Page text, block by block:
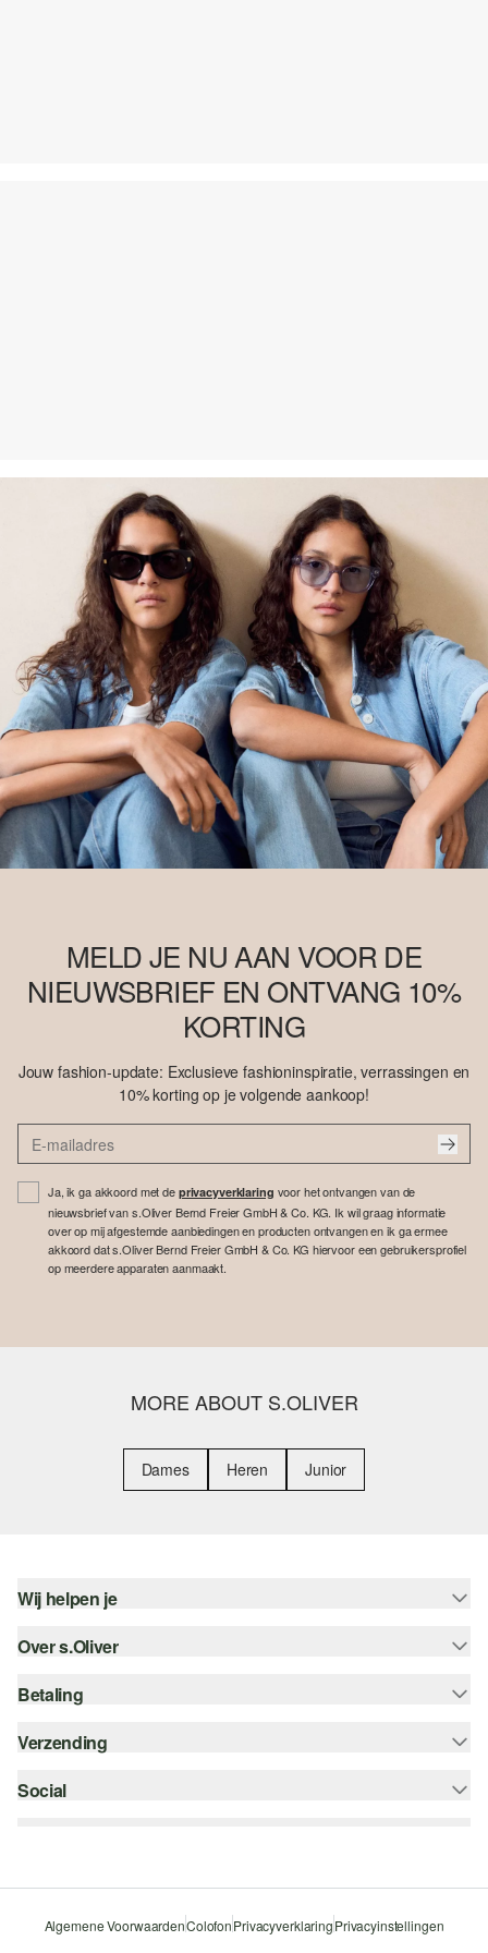
MELD JE NU AAN VOOR DE
NIEUWSBRIEF EN ONTVANG 10%
KORTING
Jouw fashion-update: Exclusieve fashioninspiratie, verrassingen en
10% korting op je volgende aankoop!
Ja, ik ga akkoord met de privacyverklaring voor het ontvangen van de
nieuwsbrief van s.Oliver Bernd Freier GmbH & Co. KG. Ik wil graag informatie
over op mij afgestemde aanbiedingen en producten ontvangen en ik ga ermee
akkoord dat s.Oliver Bernd Freier GmbH & Co. KG hiervoor een gebruikersprofiel
op meerdere apparaten aanmaakt.
MORE ABOUT S.OLIVER
Dames Heren Junior
Wij helpen je
Help - FAQ
Maattabel
Top categorieën
Over s.Oliver
Nieuwsbrief
s.Oliver Card
Duurzaamheid
Storefinder
Betaling
Koop op rekening
Creditcard
Bancontact
Beveiligde SSL-Verbinding
Verzending
bpost
Social
Algemene VoorwaardenColofonPrivacyverklaringPrivacyinstellingen